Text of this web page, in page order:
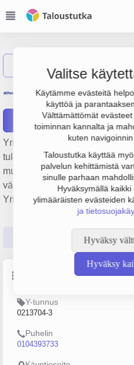
Valitse
Käytämme evästeitä
käyttöä ja
Välttämättömät
toiminnan kannalta ja
kuten
Taloustutka käyttää
palvelun kehittämistä
sinulle parhaan
Hyväksymällä
ylimääräisten evästeiden
ja
Hyväksy
Hyväksy
Musiikki
Raportit
Yrityksen Musiikki Silfverberg
tulos 48 000 € ja
muualla luokittelematon
vähittäiskauppa,
Yrityksen yhtiömuoto
Y-tunnus
0213704-3
Puhelin
0104393733